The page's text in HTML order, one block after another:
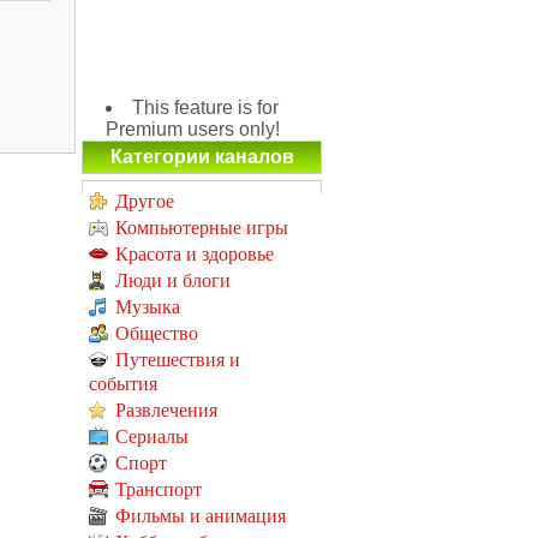
This feature is for
Premium users only!
Категории каналов
Другое
Компьютерные игры
Красота и здоровье
Люди и блоги
Музыка
Общество
Путешествия и
события
Развлечения
Сериалы
Спорт
Транспорт
Фильмы и анимация